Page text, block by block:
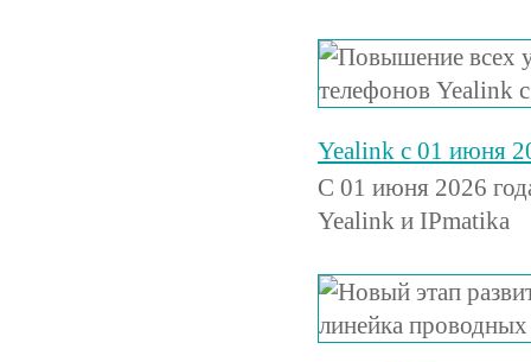
Yealink с 01 июня
С 01 июня 2026
Yealink и IPmatika